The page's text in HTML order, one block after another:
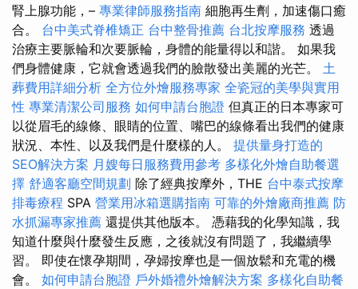
腎上腺功能，– 專業律師服務指南 細胞再生劑，加速傷口癒
合。 台中美式脊椎矯正 台中整骨推薦 台北按摩服務 透過
治療主要脈輪和次要脈輪，身體的能量得以和諧。 如果我
們身體健康，它就會透過我們的臉散發出美麗的光芒。 土
葬費用詳細分析 全方位外燴服務專家 全瓷冠的美學與實用
性 專業清潔公司服務 如何申請台胞證 但真正的日本專家可
以從眉毛的線條、眼睛的位置、嘴巴的線條看出我們的健康
狀況、本性、以及我們是什麼樣的人。 提供量身打造的
SEO解決方案 月嫂每日服務費用參考 多樣化外燴自助餐選
擇 舒適客廳空間規劃 除了經典按摩外，THE 台中泰式按摩
排毒療程 SPA 營業用冰箱選購指南 可靠的外燴廠商推薦 防
水抓漏專家推薦 還提供其他版本。 憑藉我的化學知識，我
知道什麼與什麼發生反應，之後就沒有問題了，我繼續學
習。 即使在懷孕期間，孕婦按摩也是一個放鬆和充電的機
會。 如何申請台胞證 戶外婚禮外燴解決方案 多樣化自助餐